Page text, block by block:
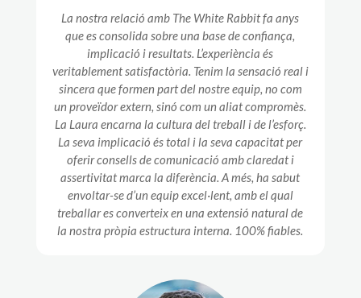
La nostra relació amb The White Rabbit fa anys
que es consolida sobre una base de confiança,
implicació i resultats. L’experiència és
veritablement satisfactòria. Tenim la sensació real i
sincera que formen part del nostre equip, no com
un proveïdor extern, sinó com un aliat compromès.
La Laura encarna la cultura del treball i de l’esforç.
La seva implicació és total i la seva capacitat per
oferir consells de comunicació amb claredat i
assertivitat marca la diferència. A més, ha sabut
envoltar-se d’un equip excel·lent, amb el qual
treballar es converteix en una extensió natural de
la nostra pròpia estructura interna. 100% fiables.